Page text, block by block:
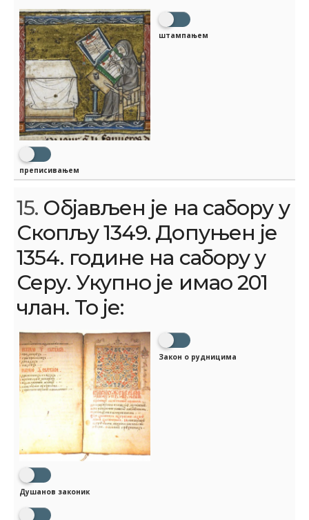
преписивањем
штампањем
15. Објављен је на сабору у
Скопљу 1349. Допуњен је
1354. године на сабору у
Серу. Укупно је имао 201
члан. То је:
Душанов законик
Закон о рудницима